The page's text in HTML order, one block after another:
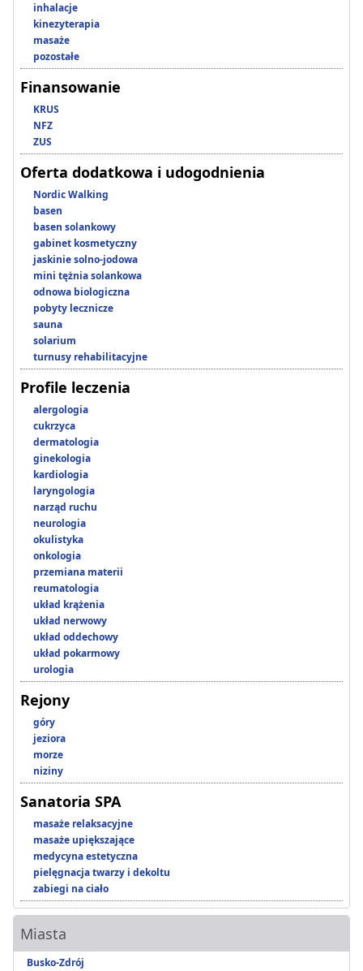
inhalacje
kinezyterapia
masaże
pozostałe
Finansowanie
KRUS
NFZ
ZUS
Oferta dodatkowa i udogodnienia
Nordic Walking
basen
basen solankowy
gabinet kosmetyczny
jaskinie solno-jodowa
mini tężnia solankowa
odnowa biologiczna
pobyty lecznicze
sauna
solarium
turnusy rehabilitacyjne
Profile leczenia
alergologia
cukrzyca
dermatologia
ginekologia
kardiologia
laryngologia
narząd ruchu
neurologia
okulistyka
onkologia
przemiana materii
reumatologia
układ krążenia
układ nerwowy
układ oddechowy
układ pokarmowy
urologia
Rejony
góry
jeziora
morze
niziny
Sanatoria SPA
masaże relaksacyjne
masaże upiększające
medycyna estetyczna
pielęgnacja twarzy i dekoltu
zabiegi na ciało
Miasta
Busko-Zdrój